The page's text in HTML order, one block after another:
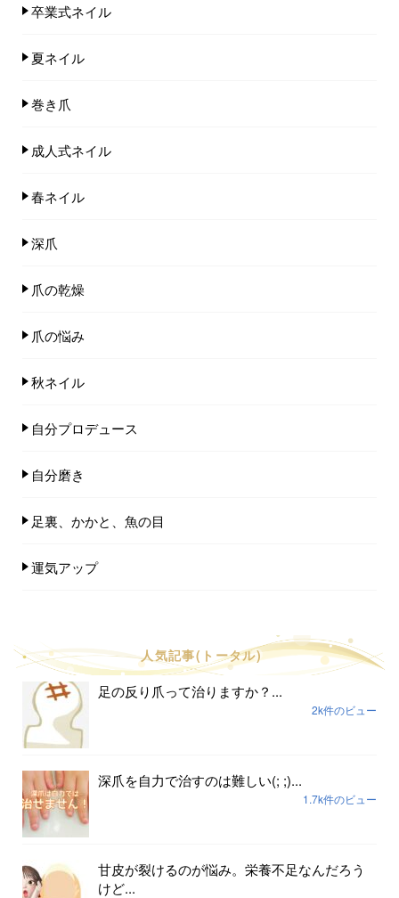
卒業式ネイル
夏ネイル
巻き爪
成人式ネイル
春ネイル
深爪
爪の乾燥
爪の悩み
秋ネイル
自分プロデュース
自分磨き
足裏、かかと、魚の目
運気アップ
人気記事(トータル)
足の反り爪って治りますか？...
2k件のビュー
深爪を自力で治すのは難しい(; ;)...
1.7k件のビュー
甘皮が裂けるのが悩み。栄養不足なんだろう
けど...